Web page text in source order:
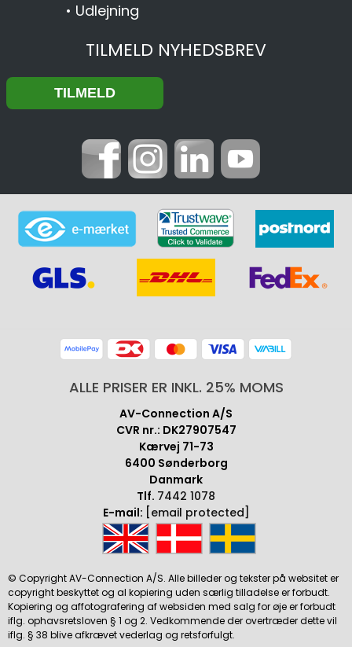
• Udlejning
TILMELD NYHEDSBREV
ALLE PRISER ER INKL. 25% MOMS
AV-Connection A/S
CVR nr.: DK27907547
Kærvej 71-73
6400 Sønderborg
Danmark
Tlf. 7442 1078
E-mail: [email protected]
© Copyright AV-Connection A/S. Alle billeder og tekster på websitet er
copyright beskyttet og al kopiering uden særlig tilladelse er forbudt.
Kopiering og affotografering af websiden med salg for øje er forbudt
iflg. ophavsretsloven § 1 og 2. Vedkommende der overtræder dette vil
iflg. § 38 blive afkrævet vederlag og retsforfulgt.